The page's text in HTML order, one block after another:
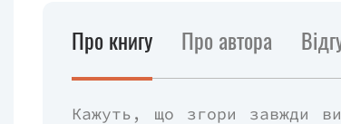
Про книгу Про автора
Кажуть, що згори завжди